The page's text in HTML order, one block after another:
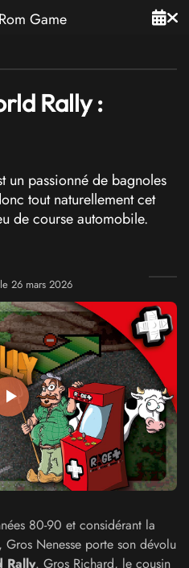
Rally :
un passionné de bagnoles
tout naturellement cet
de course automobile.
26 mars 2026
80-90 et considérant la
Nenesse porte son dévolu
Rally. Gros Richard, le cousin